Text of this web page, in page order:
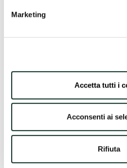
Marketing
Accetta tutti i
Acconsenti ai
Rifiuta
All The Services
Fitoterapija